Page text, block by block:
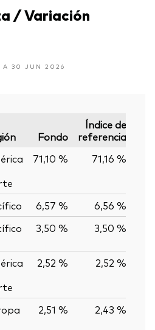
/ Variación
A 30 JUN 2026
Fondo
Índice de
referencia
71,10 % 71,16 %
6,57 % 6,56 %
3,50 % 3,50 %
2,52 % 2,52 %
2,51 % 2,43 %